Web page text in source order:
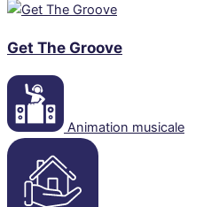
Get The Groove
Animation musicale